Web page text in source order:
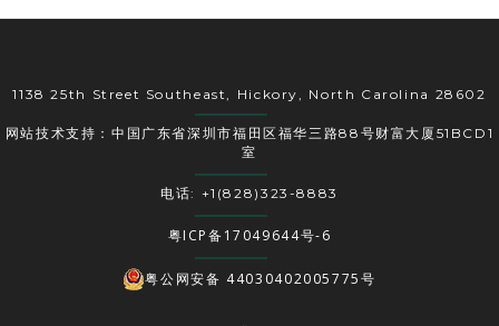
1138 25th Street Southeast, Hickory, North Carolina 28602
网站技术支持：中国广东省深圳市福田区福华三路88号财富大厦51BCD1
室
电话: +1(828)323-8883
粤ICP备17049644号-6
粤公网安备 44030402005775号